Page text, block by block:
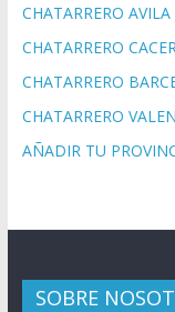
CHATARRERO AVILA
CHATARRERO
CHATARRERO
CHATARRERO
AÑADIR TU
SOBRE